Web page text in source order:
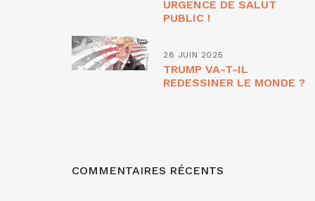
URGENCE DE SALUT
PUBLIC !
28 JUIN 2025
TRUMP VA-T-IL
REDESSINER LE MONDE ?
COMMENTAIRES RÉCENTS